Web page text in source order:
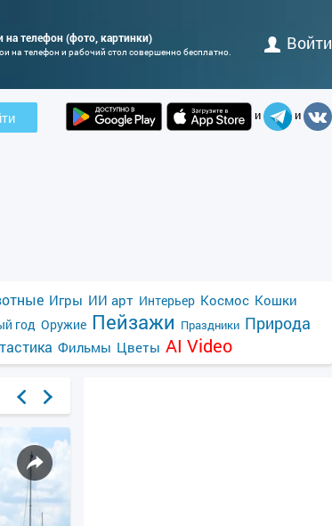
на телефон (фото, картинки)
на телефон и рабочий стол совершенно бесплатно. Войти
и и
Игры ИИ арт Интерьер Космос Кошки
год Оружие Пейзажи Праздники Природа
Фильмы Цветы AI Video